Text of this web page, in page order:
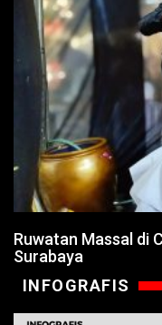
Ruwatan Massal di
Surabaya
INFOGRAFIS